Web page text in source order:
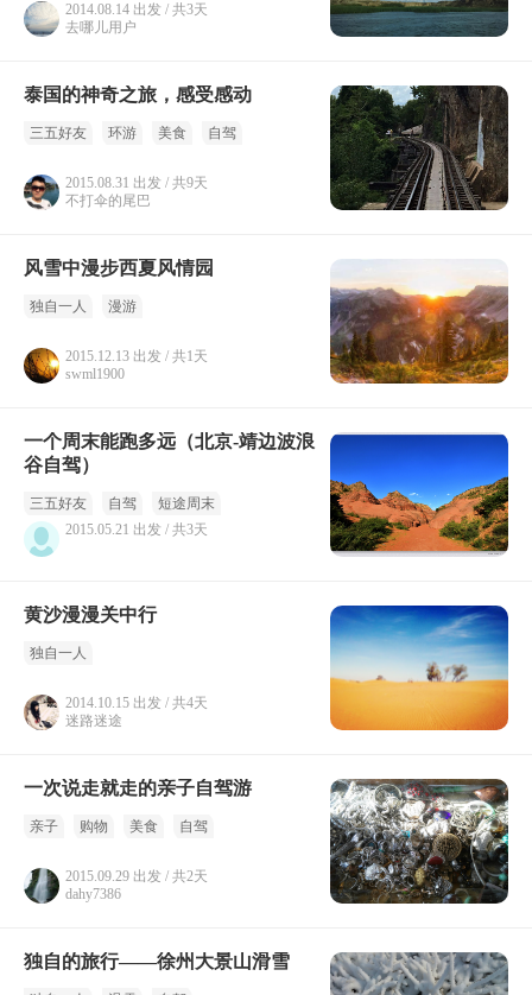
2014.08.14 出发 / 共3天
去哪儿用户
泰国的神奇之旅，感受感动
三五好友 环游 美食 自驾
2015.08.31 出发 / 共9天
不打伞的尾巴
风雪中漫步西夏风情园
独自一人 漫游
2015.12.13 出发 / 共1天
swml1900
一个周末能跑多远（北京-靖边波浪
谷自驾）
三五好友 自驾
短途周末
2015.05.21 出发 / 共3天
黄沙漫漫关中行
独自一人
2014.10.15 出发 / 共4天
迷路迷途
一次说走就走的亲子自驾游
亲子 购物 美食 自驾
2015.09.29 出发 / 共2天
dahy7386
独自的旅行——徐州大景山滑雪